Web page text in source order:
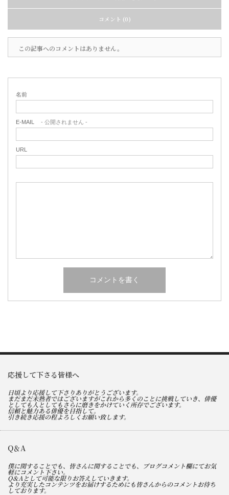
コメント (0)
この記事へのコメントはありません。
名前
E-MAIL - 公開されません -
URL
応援して下さる皆様へ
日頃より応援して下さりありがとうございます。
まだまだ未熟者ではございますがこれから多くのことに挑戦していき、俳優
としても人としてもさらに磨きをかけていく所存でございます。
信頼と魅力ある俳優を目指して。
引き続き応援の程よろしくお願い致します。
Q＆A
僕に関することでも、皆さんに関することでも、ブログコメント欄にてお気
軽にコメント下さい。
Q＆Aとして可能な限りお答えしていきます。
より充実したコンテンツをお届けするためにも皆さんからのコメントお待ち
しております。